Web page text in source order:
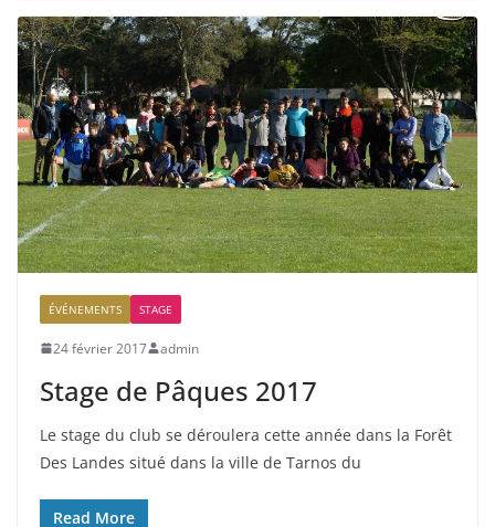
ÉVÉNEMENTS STAGE
24 février 2017 admin
Stage de Pâques 2017
Le stage du club se déroulera cette année dans la Forêt
Des Landes situé dans la ville de Tarnos du
Read More